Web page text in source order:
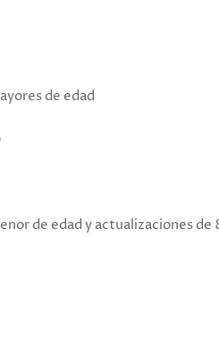
de edad
de edad y actualizaciones de